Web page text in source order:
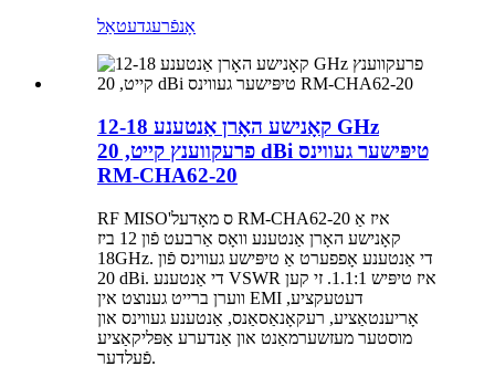
אָנפֿרעגדעטאַל
קאָנישע האָרן אַנטענע 12-18 GHz
פרעקווענץ קייט, 20 dBi טיפּישער געווינס
RM-CHA62-20
RF MISO'ס מאָדעל RM-CHA62-20 איז אַ
קאָנישע האָרן אַנטענע וואָס אַרבעט פֿון 12 ביז
18GHz. די אַנטענע אָפפערט אַ טיפּישע געווינס פֿון
20 dBi. די אַנטענע VSWR איז טיפּיש 1.1:1. זי קען
ווערן ברייט גענוצט אין EMI דעטעקציע,
אָריענטאַציע, רעקאָנאַסאַנס, אַנטענע געווינס און
מוסטער מעזשערמאַנט און אַנדערע אַפּליקאַציע
פֿעלדער.